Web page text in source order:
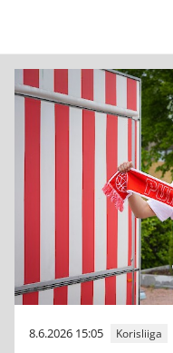
8.6.2026 15:05 Korisliiga